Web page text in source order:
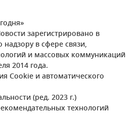
зарегистрировано в
в сфере связи,
и массовых коммуникаций
2014 года.
Cookie и автоматического
(ред. 2023 г.)
технологий